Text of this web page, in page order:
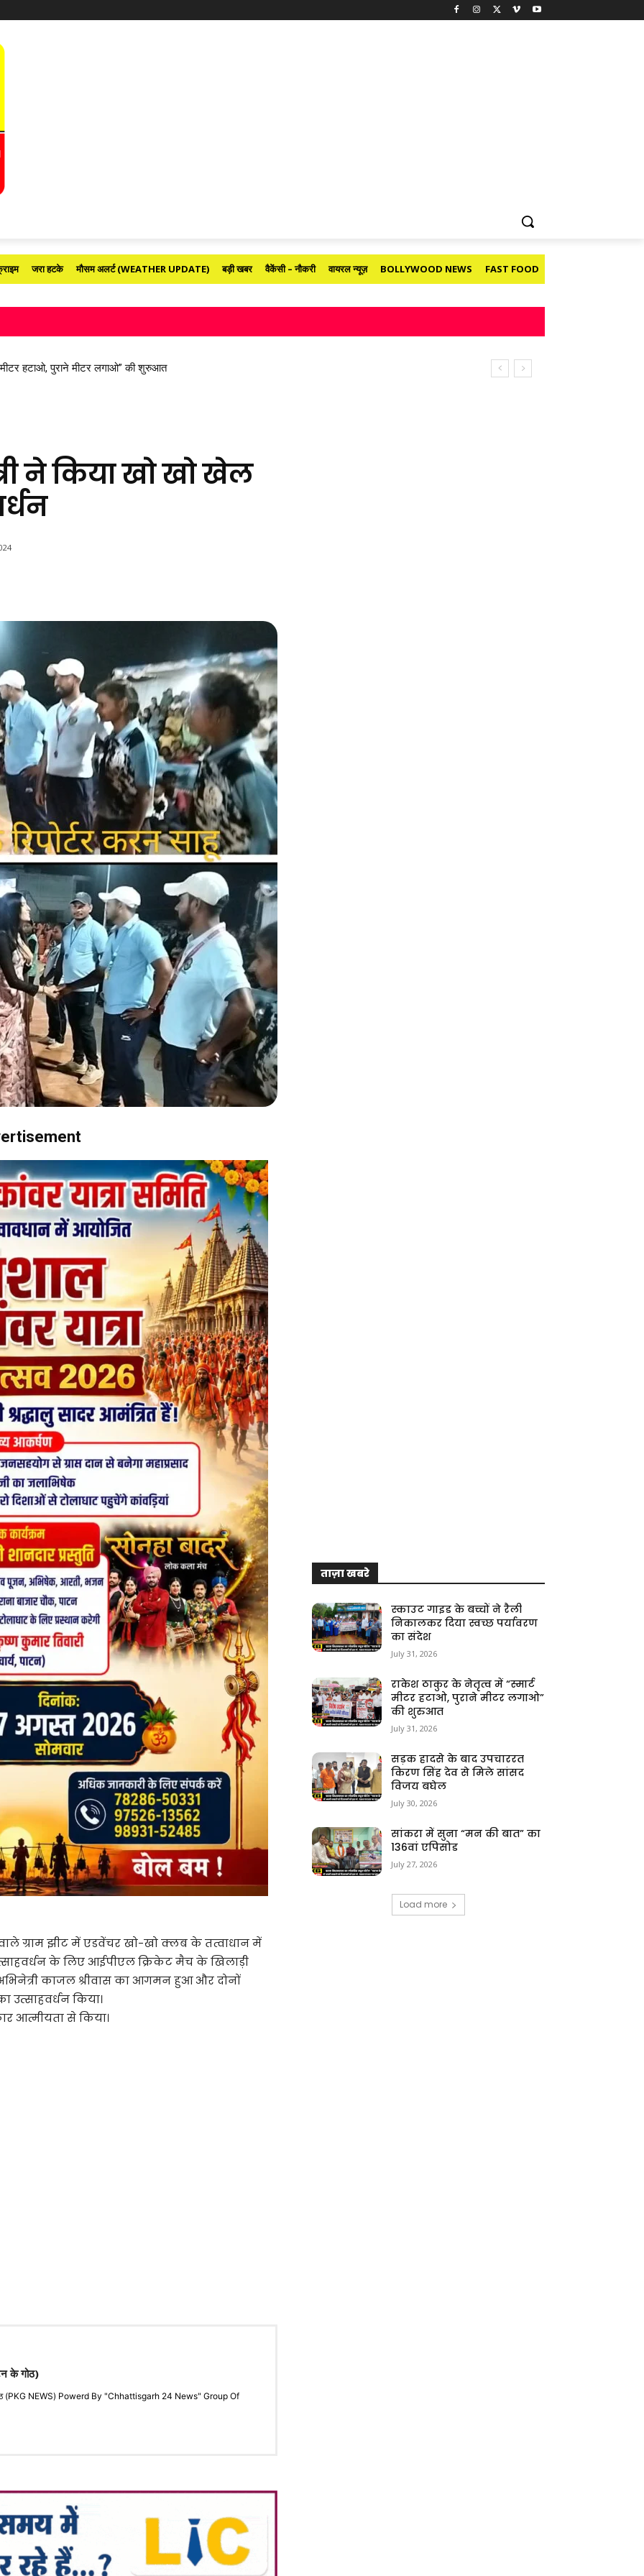
जरा हटके मौसम अलर्ट (WEATHER UPDATE) बड़ी खबर वैकेंसी – नौकरी वायरल न्यूज़ BOLLYWOOD NEWS FAST FOOD
हटाओ, पुराने मीटर लगाओ” की शुरुआत
सिंह देव से मिले सांसद विजय बघेल
ने किया खो खो खेल
ग्राम झीट में एडवेंचर खो-खो क्लब के तत्वाधान में
के लिए आईपीएल क्रिकेट मैच के खिलाड़ी
काजल श्रीवास का आगमन हुआ और दोनों
उत्साहवर्धन किया।
आत्मीयता से किया।
के गोठ)
(PKG NEWS) Powerd By "Chhattisgarh 24 News" Group Of
ताज़ा खबरे
स्काउट गाइड के बच्चों ने रैली
निकालकर दिया स्वच्छ पर्यावरण
का संदेश
July 31, 2026
राकेश ठाकुर के नेतृत्व में “स्मार्ट
मीटर हटाओ, पुराने मीटर लगाओ”
की शुरुआत
July 31, 2026
सड़क हादसे के बाद उपचाररत
किरण सिंह देव से मिले सांसद
विजय बघेल
July 30, 2026
सांकरा में सुना “मन की बात” का
136वां एपिसोड
July 27, 2026
Load more